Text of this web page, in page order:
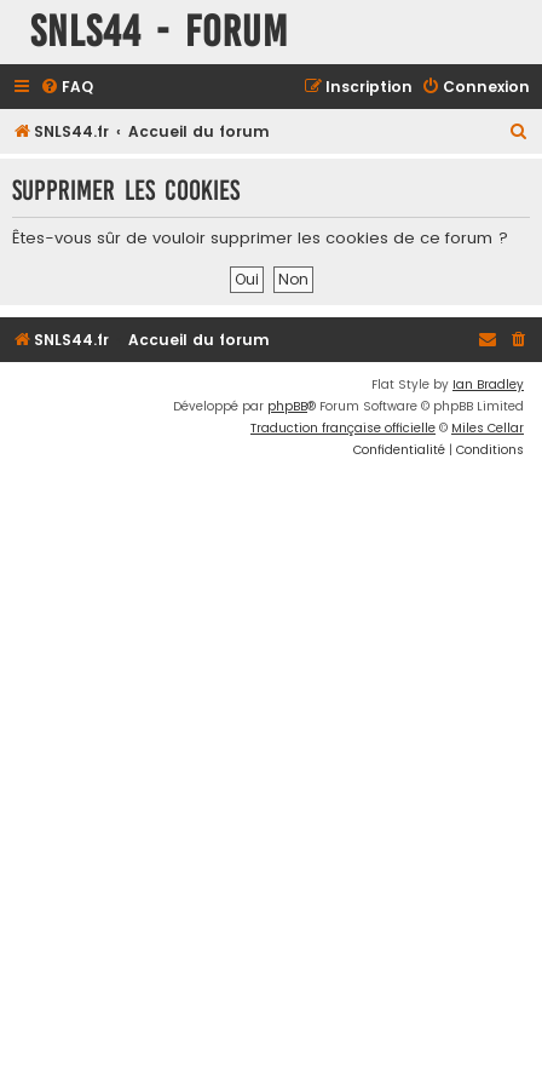
SNLS44 - Forum
FAQ Connexion
Inscription
SNLS44.fr Accueil du forum
h
c
Supprimer les cookies
Êtes-vous sûr de vouloir supprimer les cookies de ce forum ?
SNLS44.fr Accueil du forum
Flat Style by Ian Bradley
Développé par phpBB® Forum Software © phpBB Limited
Traduction française officielle © Miles Cellar
Confidentialité | Conditions